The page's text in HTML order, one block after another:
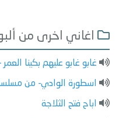
اغاني اخرى من
غابو غابو عليهم بكينا
اسطورة الوادي- من
اباح فتح الثلاجة